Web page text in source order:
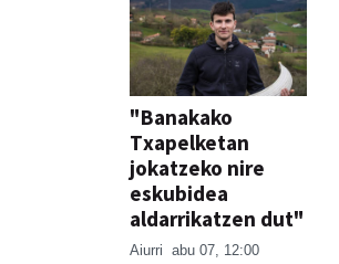
"Banakako
Txapelketan
jokatzeko nire
eskubidea
aldarrikatzen dut"
Aiurri abu 07, 12:00